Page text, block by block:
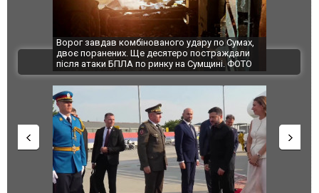
Ворог завдав комбінованого удару по Сумах,
двоє поранених. Ще десятеро постраждали
після атаки БПЛА по ринку на Сумщині. ФОТО
За 2000
склад
ВІДЕО